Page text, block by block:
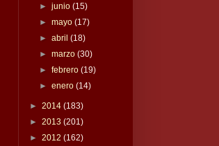
► junio (15)
► mayo (17)
► abril (18)
► marzo (30)
► febrero (19)
► enero (14)
► 2014 (183)
► 2013 (201)
► 2012 (162)